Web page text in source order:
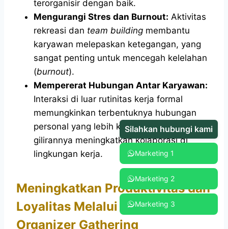
terorganisir dengan baik.
Mengurangi Stres dan Burnout: Aktivitas
rekreasi dan team building membantu
karyawan melepaskan ketegangan, yang
sangat penting untuk mencegah kelelahan
(burnout).
Mempererat Hubungan Antar Karyawan:
Interaksi di luar rutinitas kerja formal
memungkinkan terbentuknya hubungan
personal yang lebih kuat, yang pada
gilirannya meningkatkan kolaborasi di
lingkungan kerja.
Meningkatkan Produktivitas dan
Loyalitas Melalui Event
Organizer Gathering
Silahkan hubungi kami
Marketing 1
Marketing 2
Marketing 3